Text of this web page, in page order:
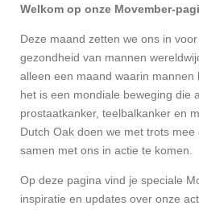
Welkom op onze Movember-
Deze maand zetten we ons in
gezondheid van mannen
alleen een maand waarin mannen
het is een mondiale beweging die
prostaatkanker, teelbalkanker en
Dutch Oak doen we met trots
samen met ons in actie te komen.
Op deze pagina vind je speciale
inspiratie en updates over onze